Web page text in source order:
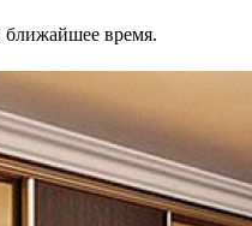
время.